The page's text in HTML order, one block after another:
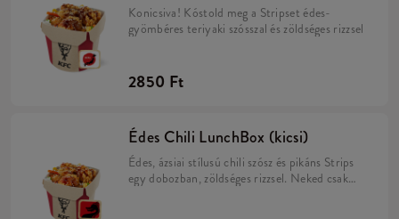
Konicsiva! Kóstold meg a Stripset édes-
gyömbéres teriyaki szósszal és zöldséges rizzsel
2850 Ft
Édes Chili LunchBox (kicsi)
Édes, ázsiai stílusú chili szósz és pikáns Strips
egy dobozban, zöldséges rizzsel. Neked csak